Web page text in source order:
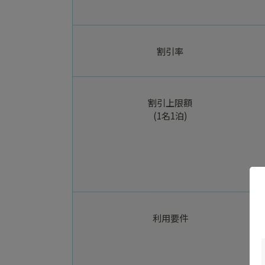
割引率
割引上限額
(1名1泊)
利用要件